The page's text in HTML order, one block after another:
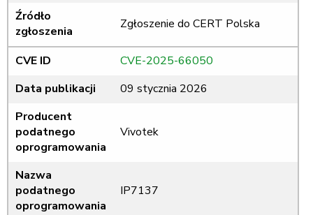
Źródło
zgłoszenia
Zgłoszenie do CERT Polska
CVE ID
CVE-2025-66050
Data publikacji
09 stycznia 2026
Producent
podatnego
oprogramowania
Vivotek
Nazwa
podatnego
oprogramowania
IP7137